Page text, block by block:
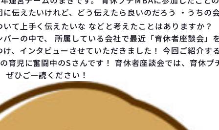
伝えたいけれど、どう伝えたら良いのだろう ・うちの
て上手く伝えたいな などと考えたことはありますか？
ーの中で、 所属している会社で最近「育休者座談会」
、インタビューさせていただきました！ 今回ご紹介す
育児に奮闘中のSさんです！ 育休者座談会では、育休プ
ひご一読ください！